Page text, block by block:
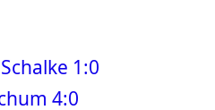
1:0
4:0